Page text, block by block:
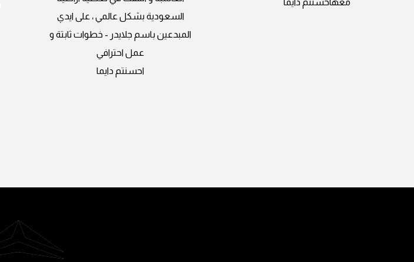
السعودية بشكل عالمي ، على ايدي
المبدعين باسم جلايدر - خطوات ثابتة و
عمل احترافي
احسنتم دايما
معهاحسنتم دايما